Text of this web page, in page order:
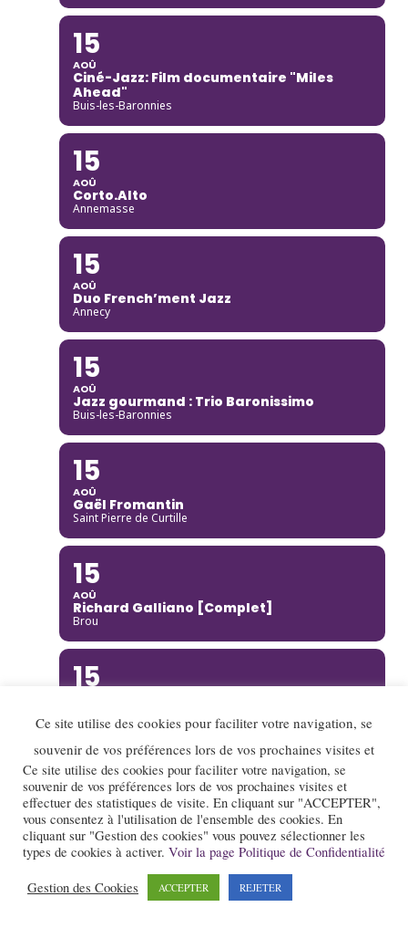
15
AOÛ
Ciné-Jazz: Film documentaire "Miles
Ahead"
Buis-les-Baronnies
15
AOÛ
Corto.Alto
Annemasse
15
AOÛ
Duo French’ment Jazz
Annecy
15
AOÛ
Jazz gourmand : Trio Baronissimo
Buis-les-Baronnies
15
AOÛ
Gaël Fromantin
Saint Pierre de Curtille
15
AOÛ
Richard Galliano [Complet]
Brou
15
Buis-les-Baronnies
16
AOÛ
Hot Club de Boukravie
Valence
16
Ce site utilise des cookies pour faciliter votre navigation, se
souvenir de vos préférences lors de vos prochaines visites et
Ce site utilise des cookies pour faciliter votre navigation, se
souvenir de vos préférences lors de vos prochaines visites et
effectuer des statistiques de visite. En cliquant sur "ACCEPTER",
vous consentez à l'utilisation de l'ensemble des cookies. En
cliquant sur "Gestion des cookies" vous pouvez sélectionner les
types de cookies à activer. Voir la page Politique de Confidentialité
Gestion des Cookies ACCEPTER REJETER